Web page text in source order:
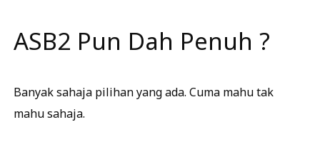
ASB2 Pun Dah Penuh ?
Banyak sahaja pilihan yang ada. Cuma mahu tak
mahu sahaja.